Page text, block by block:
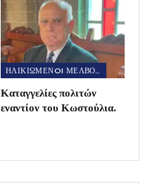
ΗΛΙΚΙΩΜΕΝOI ΜΕΛΒΟΥΡΝΗΣ
Καταγγελίες πολιτών
εναντίον του Κωστούλια.